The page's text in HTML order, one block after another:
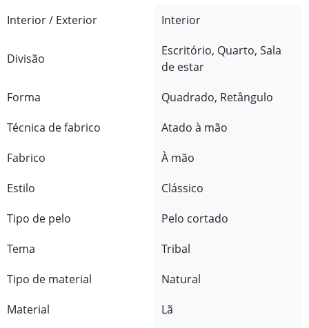
Interior / Exterior Interior
Divisão
Escritório, Quarto, Sala
de estar
Forma
Quadrado, Retângulo
Técnica de fabrico
Atado à mão
Fabrico
À mão
Estilo
Clássico
Tipo de pelo
Pelo cortado
Tema
Tribal
Tipo de material
Natural
Material
Lã